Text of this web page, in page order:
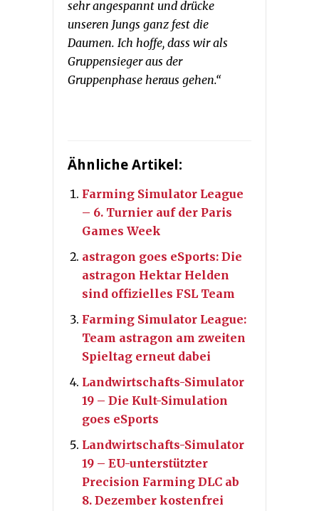
sehr angespannt und drücke
unseren Jungs ganz fest die
Daumen. Ich hoffe, dass wir als
Gruppensieger aus der
Gruppenphase heraus gehen.“
Ähnliche Artikel:
Farming Simulator League
– 6. Turnier auf der Paris
Games Week
astragon goes eSports: Die
astragon Hektar Helden
sind offizielles FSL Team
Farming Simulator League:
Team astragon am zweiten
Spieltag erneut dabei
Landwirtschafts-Simulator
19 – Die Kult-Simulation
goes eSports
Landwirtschafts-Simulator
19 – EU-unterstützter
Precision Farming DLC ab
8. Dezember kostenfrei